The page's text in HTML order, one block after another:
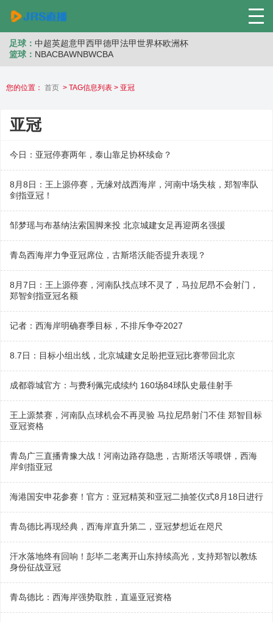
足球： 中超英超意甲西甲德甲法甲世界杯欧洲杯
篮球： NBACBAWNBWCBA
您的位置： 首页 > TAG信息列表 > 亚冠
亚冠
今日：亚冠停赛两年，泰山靠足协杯续命？
8月8日：王上源停赛，无缘对战西海岸，河南中场失核，郑智率队
剑指亚冠！
邹梦瑶与布基纳法索国脚来投 北京城建女足再迎两名强援
青岛西海岸力争亚冠席位，古斯塔沃能否提升表现？
8月7日：王上源停赛，河南队找点球不灵了，马拉尼昂不会射门，
郑智剑指亚冠名额
记者：西海岸明确赛季目标，不排斥争夺2027
8.7日：目标小组出线，北京城建女足盼把亚冠比赛带回北京
成都蓉城官方：与费利佩完成续约 160场84球队史最佳射手
王上源禁赛，河南队点球机会不再灵验 马拉尼昂射门不佳 郑智目标
亚冠资格
青岛广三直播青豫大战！河南边路存隐患，古斯塔沃等喂饼，西海
岸剑指亚冠
海港国安申花参赛！官方：亚冠精英和亚冠二抽签仪式8月18日进行
青岛德比再现经典，西海岸直升第二，亚冠梦想近在咫尺
汗水落地终有回响！彭毕二老离开山东持续高光，支持郑智以教练
身份征战亚冠
青岛德比：西海岸强势取胜，直逼亚冠资格